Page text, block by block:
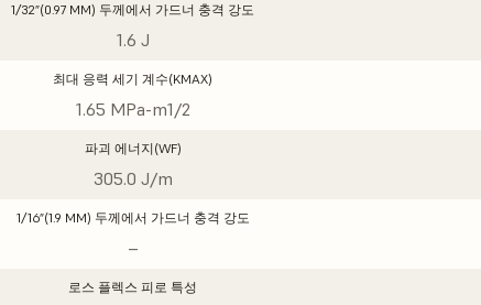
1/32”(0.97 MM) 두께에서 가드너 충격 강도
1.6 J
최대 응력 세기 계수(KMAX)
1.65 MPa-m1/2
파괴 에너지(WF)
305.0 J/m
1/16”(1.9 MM) 두께에서 가드너 충격 강도
–
로스 플렉스 피로 특성